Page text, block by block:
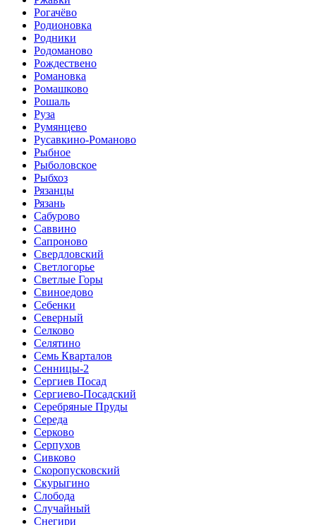
Рогачёво
Родионовка
Родники
Родоманово
Рождествено
Романовка
Ромашково
Рошаль
Руза
Румянцево
Русавкино-Романово
Рыбное
Рыболовское
Рыбхоз
Рязанцы
Рязань
Сабурово
Саввино
Сапроново
Свердловский
Светлогорье
Светлые Горы
Свиноедово
Себенки
Северный
Селково
Селятино
Семь Кварталов
Сенницы-2
Сергиев Посад
Сергиево-Посадский
Серебряные Пруды
Середа
Серково
Серпухов
Сивково
Скоропусковский
Скурыгино
Слобода
Случайный
Снегири